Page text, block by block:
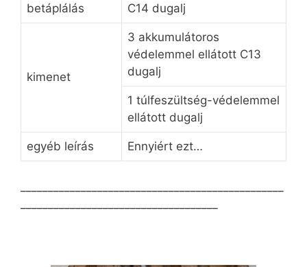
betáplálás C14 dugalj
kimenet
3 akkumulátoros
védelemmel ellátott C13
dugalj
1 túlfeszültség-védelemmel
ellátott dugalj
egyéb leírás Ennyiért ezt…